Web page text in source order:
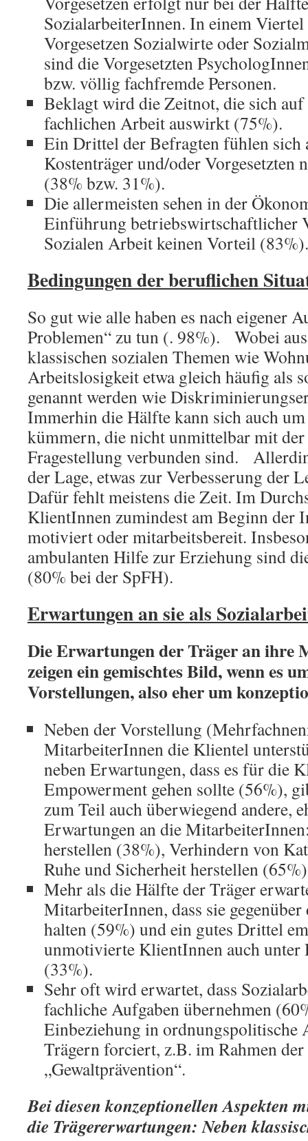
SozialarbeiterInnen. In einem
Vorgesetzen Sozialwirte oder
sind die Vorgesetzten
bzw. völlig fachfremde Personen.
Beklagt wird die Zeitnot, die sich
fachlichen Arbeit auswirkt (75%).
Ein Drittel der Befragten fühlen sich
Kostenträger und/oder Vorgesetzten
(38% bzw. 31%).
Die allermeisten sehen in der
Einführung betriebswirtschaftlicher
Sozialen Arbeit keinen Vorteil (83%).
Bedingungen der beruflichen
So gut wie alle haben es nach eigener
Problemen“ zu tun (. 98%). Wobei
klassischen sozialen Themen wie
Arbeitslosigkeit etwa gleich häufig als
genannt werden wie
Immerhin die Hälfte kann sich auch
kümmern, die nicht unmittelbar mit der
Fragestellung verbunden sind.
der Lage, etwas zur Verbesserung der
Dafür fehlt meistens die Zeit. Im
KlientInnen zumindest am Beginn der
motiviert oder mitarbeitsbereit.
ambulanten Hilfe zur Erziehung sind
(80% bei der SpFH).
Erwartungen an sie als
Die Erwartungen der Träger an ihre
zeigen ein gemischtes Bild, wenn es
Vorstellungen, also eher um
Neben der Vorstellung
MitarbeiterInnen die Klientel
neben Erwartungen, dass es für die
Empowerment gehen sollte (56%),
zum Teil auch überwiegend andere,
Erwartungen an die
herstellen (38%), Verhindern von
Ruhe und Sicherheit herstellen
Mehr als die Hälfte der Träger
MitarbeiterInnen, dass sie
halten (59%) und ein gutes Drittel
unmotivierte KlientInnen auch unter
(33%).
Sehr oft wird erwartet, dass
fachliche Aufgaben übernehmen
Einbeziehung in ordnungspolitische
Trägern forciert, z.B. im Rahmen der
„Gewaltprävention“.
Bei diesen konzeptionellen Aspekten
die Trägererwartungen: Neben